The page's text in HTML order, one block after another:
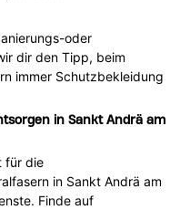
oder
dir den Tipp, beim
immer Schutzbekleidung
in Sankt Andrä am
für die
in Sankt Andrä am
Finde auf